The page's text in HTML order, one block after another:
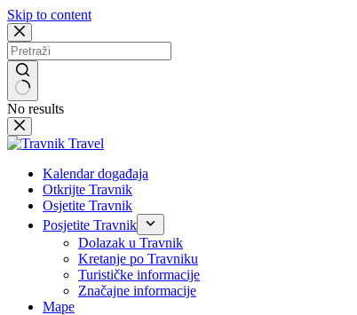
Skip to content
No results
Kalendar događaja
Otkrijte Travnik
Osjetite Travnik
Posjetite Travnik
Dolazak u Travnik
Kretanje po Travniku
Turističke informacije
Značajne informacije
Mape